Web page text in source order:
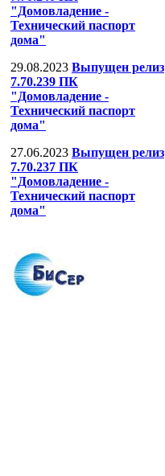
"Домовладение -
Технический паспорт
дома"
29.08.2023 Выпущен релиз
7.70.239 ПК
"Домовладение -
Технический паспорт
дома"
27.06.2023 Выпущен релиз
7.70.237 ПК
"Домовладение -
Технический паспорт
дома"